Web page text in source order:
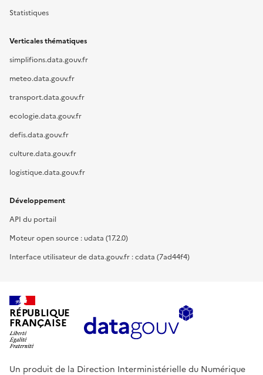
Statistiques
Verticales thématiques
simplifions.data.gouv.fr
meteo.data.gouv.fr
transport.data.gouv.fr
ecologie.data.gouv.fr
defis.data.gouv.fr
culture.data.gouv.fr
logistique.data.gouv.fr
Développement
API du portail
Moteur open source : udata (17.2.0)
Interface utilisateur de data.gouv.fr : cdata (7ad44f4)
RÉPUBLIQUE
FRANÇAISE
Un produit de la Direction Interministérielle du Numérique